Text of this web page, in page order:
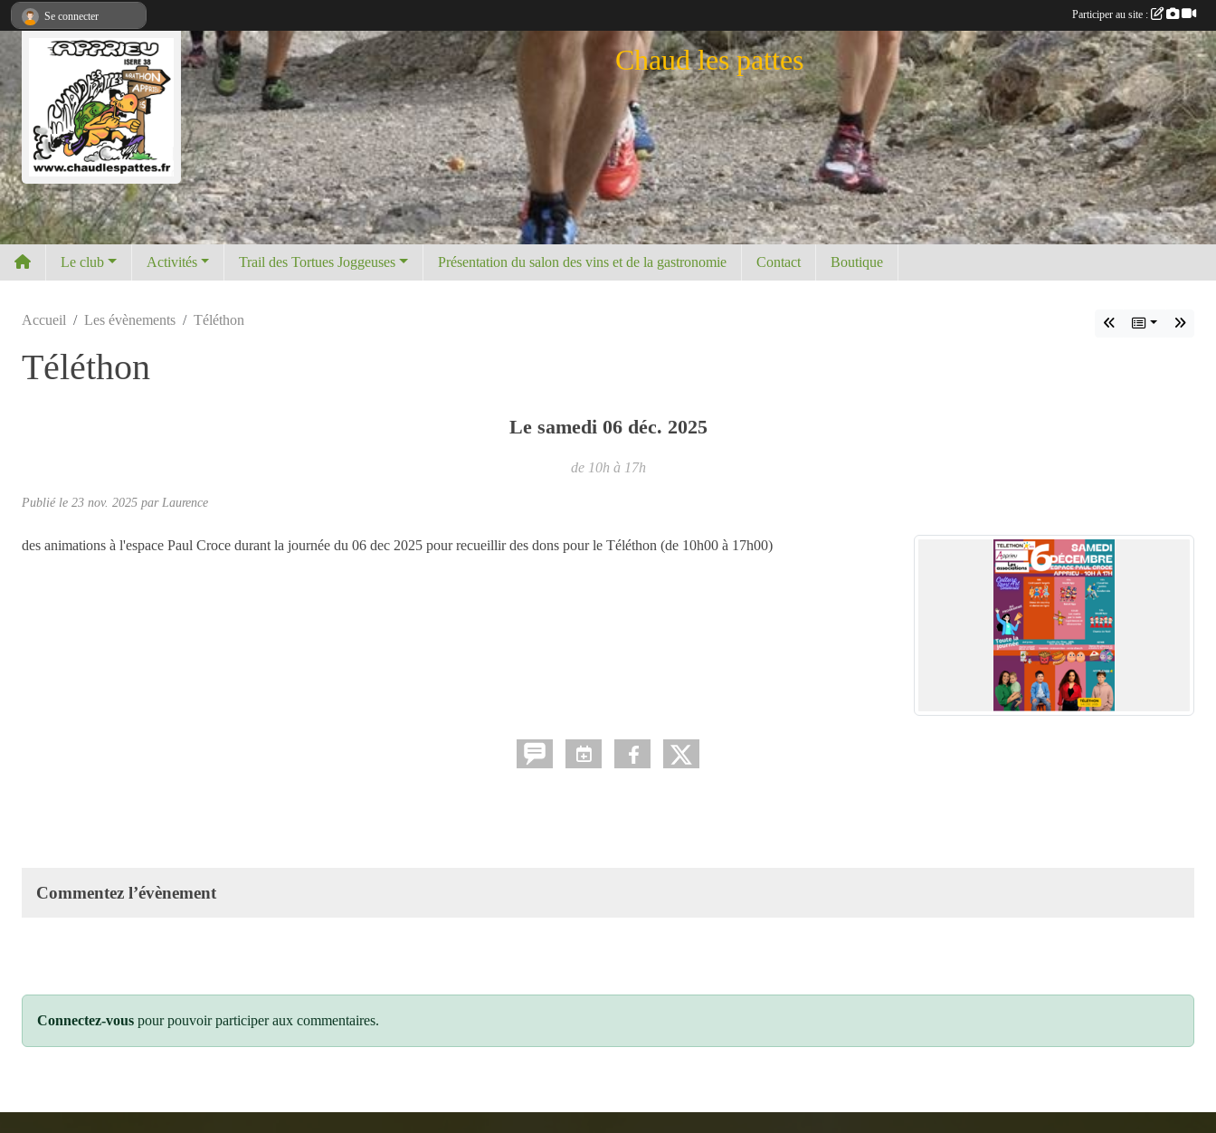
Chaud les pattes
Le club Activités Trail des Tortues Joggeuses Présentation du salon des vins et de la gastronomie Contact Boutique
Accueil Les évènements Téléthon
Téléthon
Le samedi 06 déc. 2025
de 10h à 17h
Publié le 23 nov. 2025 par Laurence
des animations à l'espace Paul Croce durant la journée du 06 dec 2025 pour recueillir des dons pour le Téléthon (de 10h00 à 17h00)
Commentez l’évènement
Connectez-vous pour pouvoir participer aux commentaires.
Se connecter Participer au site :
Panneau de gestion des cookies